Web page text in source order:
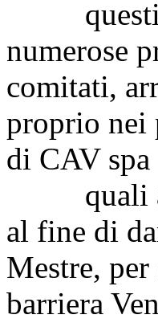
questi
numerose
comitati,
proprio nei
di CAV
quali atti
al fine di
Mestre,
barriera